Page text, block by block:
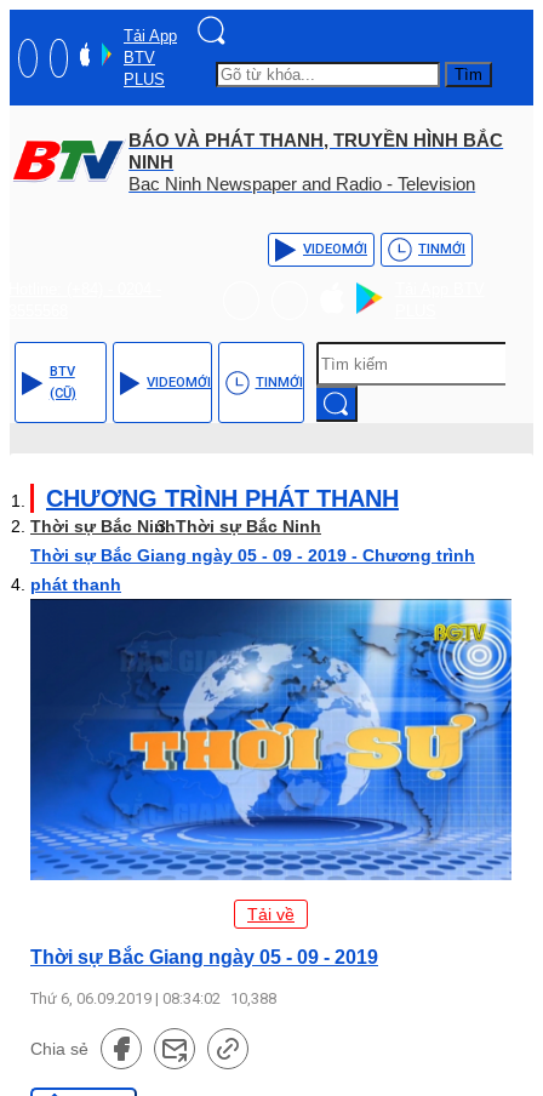
Tải App
BTV
PLUS
Tìm
BÁO VÀ PHÁT THANH, TRUYỀN HÌNH BẮC
NINH
Bac Ninh Newspaper and Radio - Television
VIDEOMỚI TINMỚI
BTV
(CŨ)
VIDEOMỚI TINMỚI
CHƯƠNG TRÌNH PHÁT THANH
Thời sự Bắc NinhThời sự Bắc Ninh
Thời sự Bắc Giang ngày 05 - 09 - 2019 - Chương trình
phát thanh
Tải về
Thời sự Bắc Giang ngày 05 - 09 - 2019
Thứ 6, 06.09.2019 | 08:34:02 10,388
Chia sẻ